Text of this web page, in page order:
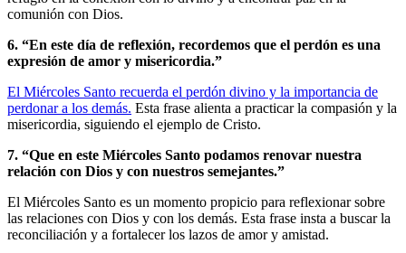
comunión con Dios.
6. “En este día de reflexión, recordemos que el perdón es una
expresión de amor y misericordia.”
El Miércoles Santo recuerda el perdón divino y la importancia de
perdonar a los demás. Esta frase alienta a practicar la compasión y la
misericordia, siguiendo el ejemplo de Cristo.
7. “Que en este Miércoles Santo podamos renovar nuestra
relación con Dios y con nuestros semejantes.”
El Miércoles Santo es un momento propicio para reflexionar sobre
las relaciones con Dios y con los demás. Esta frase insta a buscar la
reconciliación y a fortalecer los lazos de amor y amistad.